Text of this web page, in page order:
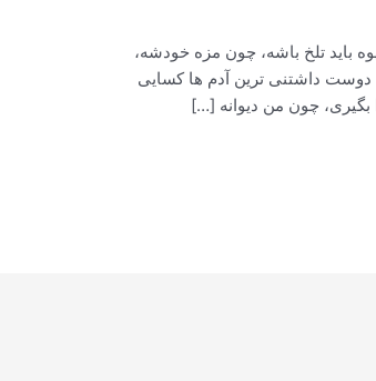
باید تلخ باشه، چون مزه خودشه،
داشتنی ترین آدم ها کسایی
چون من دیوانه […]